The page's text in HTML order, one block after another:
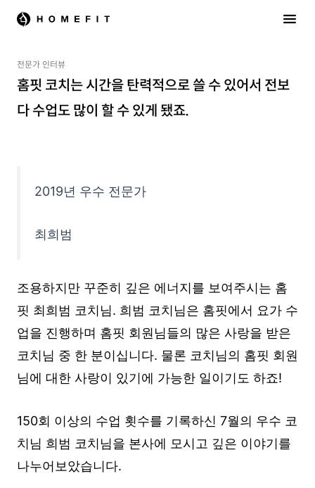
전문가 인터뷰
홈핏 코치는 시간을 탄력적으로 쓸 수 있어서 전보
다 수업도 많이 할 수 있게 됐죠.
2019년 우수 전문가
최희범
조용하지만 꾸준히 깊은 에너지를 보여주시는 홈
핏 최희범 코치님. 희범 코치님은 홈핏에서 요가 수
업을 진행하며 홈핏 회원님들의 많은 사랑을 받은
코치님 중 한 분이십니다. 물론 코치님의 홈핏 회원
님에 대한 사랑이 있기에 가능한 일이기도 하죠!
150회 이상의 수업 횟수를 기록하신 7월의 우수 코
치님 희범 코치님을 본사에 모시고 깊은 이야기를
나누어보았습니다.